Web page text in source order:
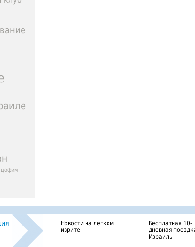
цофим
Новости на легком
иврите
Бесплатная 10-
дневная
Израиль